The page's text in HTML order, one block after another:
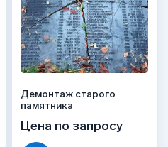
Демонтаж старого
памятника
Цена по запросу